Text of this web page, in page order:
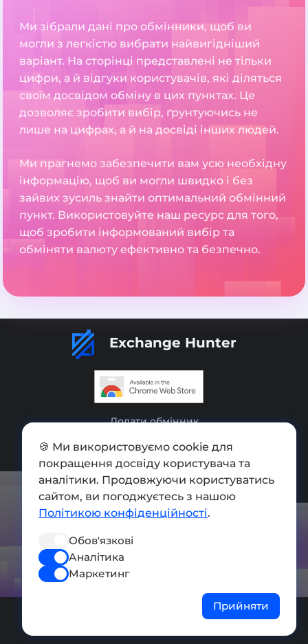
Ми зібрали дані про обмінники, щоб ви
могли з легкістю вибрати найвигідніший
варіант. На сторінці представлені не тільки
цифри, а й відгуки користувачів, які діляться
своїм досвідом обміну в цих пунктах. Це
дозволяє зробити вибір, ґрунтуючись не
лише на цифрах, а й на досвіді інших людей.
Ми прагнемо забезпечити вам усю необхідну
інформацію, щоб ви могли швидко і без
зайвих зусиль знайти оптимальний обмінний
пункт. Використовуйте наш ресурс для того,
щоб зробити інформований вибір та
обміняти валюту ефективно та безпечно.
Exchange Hunter
Додати обмінник
Мапа сайту
Press kit
Умови використання
Політика конфіденційності
СОЦ. МЕРЕЖІ
🍪 Ми використовуємо cookie для
покращення досвіду користувача та
аналітики. Продовжуючи користуватись
сайтом, ви погоджуєтесь з нашою
Політикою конфіденційності.
Обов'язкові
Аналітика
Маркетинг
Прийняти